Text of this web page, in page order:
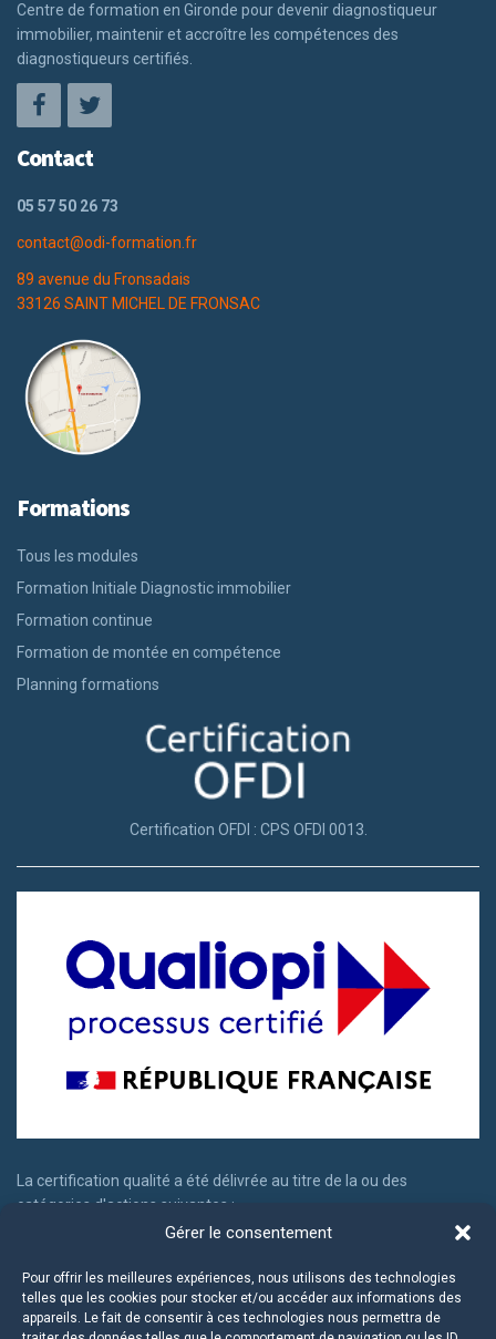
Gérer le consentement
Pour offrir les meilleures expériences, nous utilisons des technologies
telles que les cookies pour stocker et/ou accéder aux informations des
appareils. Le fait de consentir à ces technologies nous permettra de
Centre de formation en Gironde pour devenir diagnostiqueur
immobilier, maintenir et accroître les compétences des
diagnostiqueurs certifiés.
Contact
05 57 50 26 73
contact@odi-formation.fr
89 avenue du Fronsadais
33126 SAINT MICHEL DE FRONSAC
Formations
Tous les modules
Formation Initiale Diagnostic immobilier
Formation continue
Formation de montée en compétence
Planning formations
Certification OFDI : CPS OFDI 0013.
La certification qualité a été délivrée au titre de la ou des
catégories d'actions suivantes :
Actions de formation